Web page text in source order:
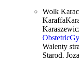
Wolk
Walenty
Starod.